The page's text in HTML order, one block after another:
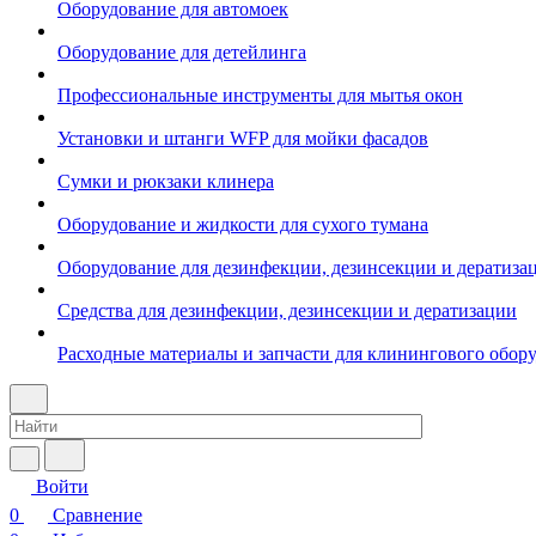
Оборудование для автомоек
Оборудование для детейлинга
Профессиональные инструменты для мытья окон
Установки и штанги WFP для мойки фасадов
Сумки и рюкзаки клинера
Оборудование и жидкости для сухого тумана
Оборудование для дезинфекции, дезинсекции и
Средства для дезинфекции, дезинсекции и дератизации
Расходные материалы и запчасти для клинингового
Войти
0
Сравнение